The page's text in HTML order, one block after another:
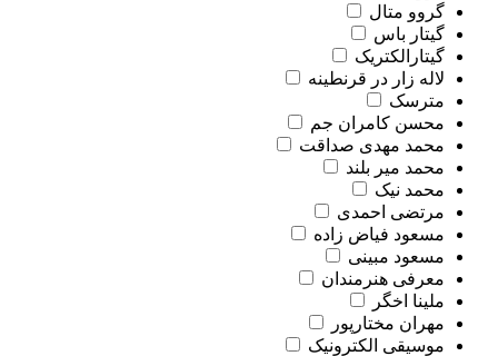
گروو متال
گیتار باس
گیتارالکتریک
لاله زار در قرنطینه
مترسک
محسن کامران جم
محمد مهدی صداقت
محمد میر بلند
محمد نیک
مرتضی احمدی
مسعود فیاض زاده
مسعود مبینی
معرفی هنرمندان
ملینا اخگر
مهران مختارپور
موسیقی الکترونیک